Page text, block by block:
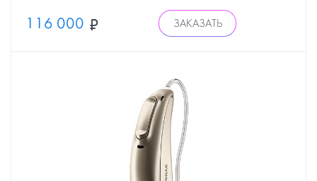
116 000 ЗАКАЗАТЬ